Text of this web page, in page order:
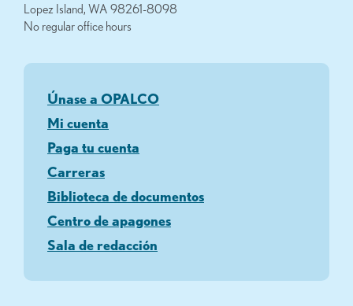
Lopez Island, WA 98261-8098
No regular office hours
Únase a OPALCO
Mi cuenta
Paga tu cuenta
Carreras
Biblioteca de documentos
Centro de apagones
Sala de redacción